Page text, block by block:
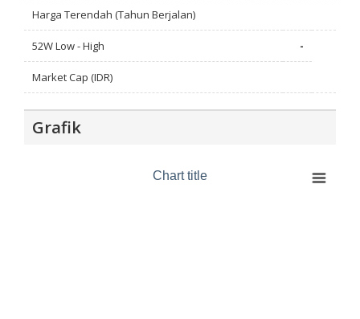
Harga Terendah (Tahun Berjalan)
52W Low - High -
Market Cap (IDR)
Grafik
Chart title